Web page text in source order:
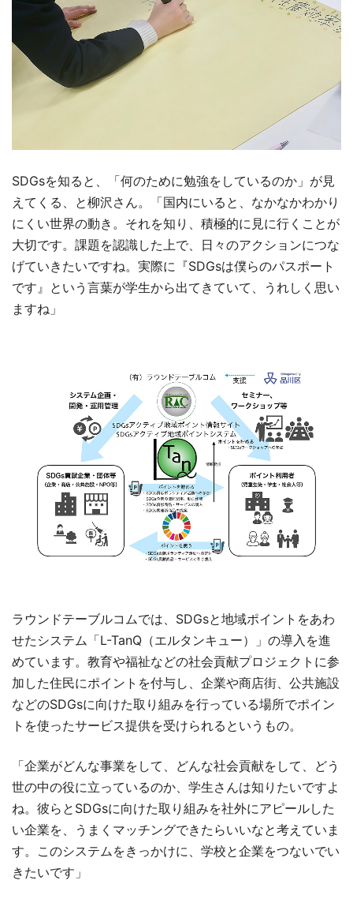
SDGsを知ると、「何のために勉強をしているのか」が見
えてくる、と柳沢さん。「国内にいると、なかなかわかり
にくい世界の動き。それを知り、積極的に見に行くことが
大切です。課題を認識した上で、日々のアクションにつな
げていきたいですね。実際に『SDGsは僕らのパスポート
です』という言葉が学生から出てきていて、うれしく思い
ますね」
ラウンドテーブルコムでは、SDGsと地域ポイントをあわ
せたシステム「L-TanQ（エルタンキュー）」の導入を進
めています。教育や福祉などの社会貢献プロジェクトに参
加した住民にポイントを付与し、企業や商店街、公共施設
などのSDGsに向けた取り組みを行っている場所でポイン
トを使ったサービス提供を受けられるというもの。
「企業がどんな事業をして、どんな社会貢献をして、どう
世の中の役に立っているのか、学生さんは知りたいですよ
ね。彼らとSDGsに向けた取り組みを社外にアピールした
い企業を、うまくマッチングできたらいいなと考えていま
す。このシステムをきっかけに、学校と企業をつないでい
きたいです」